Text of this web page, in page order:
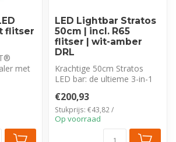
flitser
met
LED Lightbar Stratos
50cm | incl. R65
flitser | wit-amber
DRL
Krachtige 50cm Stratos
LED bar: de ultieme 3-in-1
perform...
€200,93
Stukprijs: €43,82 /
Op voorraad